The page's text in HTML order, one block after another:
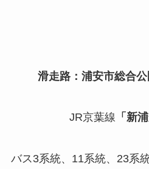
滑走路：浦安市総合公
JR京葉線 「新
バス3系統、11系統、23系